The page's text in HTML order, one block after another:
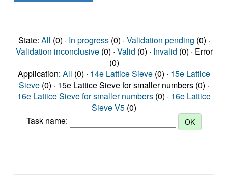
State: All (0) · In progress(0) · Validation pending (0) ·
Validation inconclusive(0) · Valid (0) · Invalid (0) · Error
(0)
Application: All (0) · 14e Lattice Sieve (0) · 15e Lattice
Sieve (0) · 15e Lattice Sieve for smaller numbers (0) ·
16e Lattice Sieve for smaller numbers (0) · 16e Lattice
Sieve V5 (0)
Task name: